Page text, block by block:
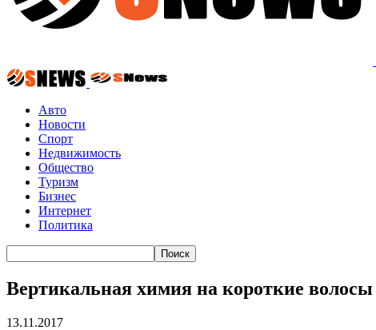
Авто
Новости
Спорт
Недвижимость
Общество
Туризм
Бизнес
Интернет
Политика
Вертикальная химия на короткие волосы
13.11.2017